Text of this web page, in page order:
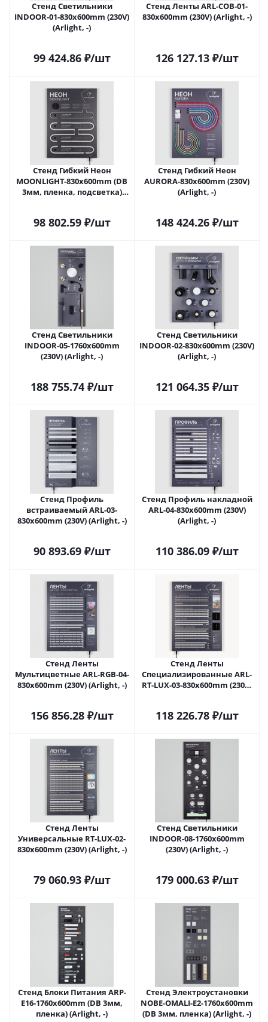
Стенд Светильники
INDOOR-01-830х600mm (230V)
(Arlight, -)
99 424.86₽/шт
Стенд Ленты ARL-COB-01-
830х600mm (230V) (Arlight, -)
126 127.13₽/шт
Стенд Гибкий Неон
MOONLIGHT-830x600mm (DB
3мм, пленка, подсветка)
98 802.59₽/шт
Стенд Гибкий Неон
AURORA-830x600mm (230V)
(Arlight, -)
148 424.26₽/шт
Стенд Светильники
INDOOR-05-1760x600mm
(230V) (Arlight, -)
188 755.74₽/шт
Стенд Светильники
INDOOR-02-830х600mm (230V)
(Arlight, -)
121 064.35₽/шт
Стенд Профиль
встраиваемый ARL-03-
830x600mm (230V) (Arlight, -)
90 893.69₽/шт
Стенд Профиль накладной
ARL-04-830x600mm (230V)
(Arlight, -)
110 386.09₽/шт
Стенд Ленты
Мультицветные ARL-RGB-04-
830x600mm (230V) (Arlight, -)
156 856.28₽/шт
Стенд Ленты
Специализированные ARL-
RT-LUX-03-830x600mm (230V)
118 226.78₽/шт
Стенд Ленты
Универсальные RT-LUX-02-
830x600mm (230V) (Arlight, -)
79 060.93₽/шт
Стенд Светильники
INDOOR-08-1760х600mm
(230V) (Arlight, -)
179 000.63₽/шт
Стенд Блоки Питания ARP-
E16-1760x600mm (DB 3мм,
пленка) (Arlight, -)
Стенд Электроустановки
NOBE-OMALI-E2-1760x600mm
(DB 3мм, пленка) (Arlight, -)